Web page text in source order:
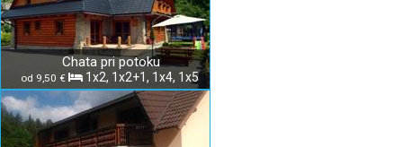
Chata pri potoku
od 9,50 € 1x2, 1x2+1, 1x4, 1x5